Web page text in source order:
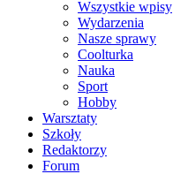
Wszystkie wpisy
Wydarzenia
Nasze sprawy
Coolturka
Nauka
Sport
Hobby
Warsztaty
Szkoły
Redaktorzy
Forum